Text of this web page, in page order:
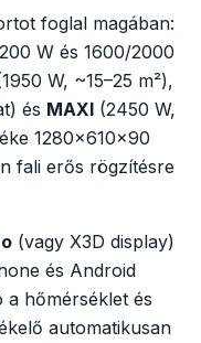
foglal magában:
W és 1600/2000
W, ~15–25 m²),
és MAXI (2450 W,
1280×610×90
fali erős rögzítésre
(vagy X3D display)
és Android
hőmérséklet és
automatikusan